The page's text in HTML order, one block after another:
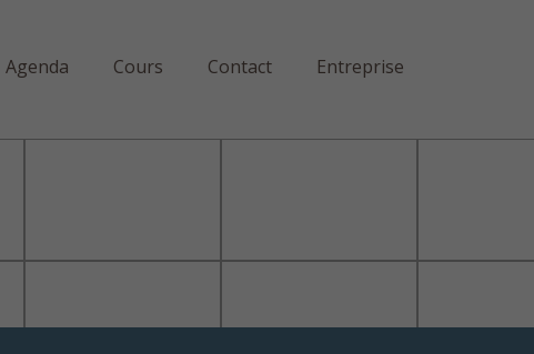
Agenda Cours Contact Entreprise